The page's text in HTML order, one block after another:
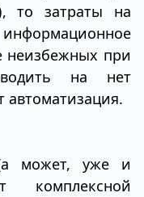
то затраты на
неизбежных при
на нет
автоматизация.
может, уже и
комплексной